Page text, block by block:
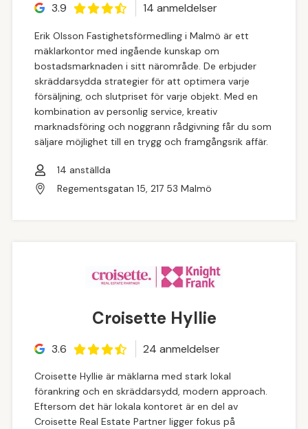
3.9 14 anmeldelser
Erik Olsson Fastighetsförmedling i Malmö är ett
mäklarkontor med ingående kunskap om
bostadsmarknaden i sitt närområde. De erbjuder
skräddarsydda strategier för att optimera varje
försäljning, och slutpriset för varje objekt. Med en
kombination av personlig service, kreativ
marknadsföring och noggrann rådgivning får du som
säljare möjlighet till en trygg och framgångsrik affär.
14 anställda
Regementsgatan 15, 217 53 Malmö
Croisette Hyllie
3.6 24 anmeldelser
Croisette Hyllie är mäklarna med stark lokal
förankring och en skräddarsydd, modern approach.
Eftersom det här lokala kontoret är en del av
Croisette Real Estate Partner ligger fokus på